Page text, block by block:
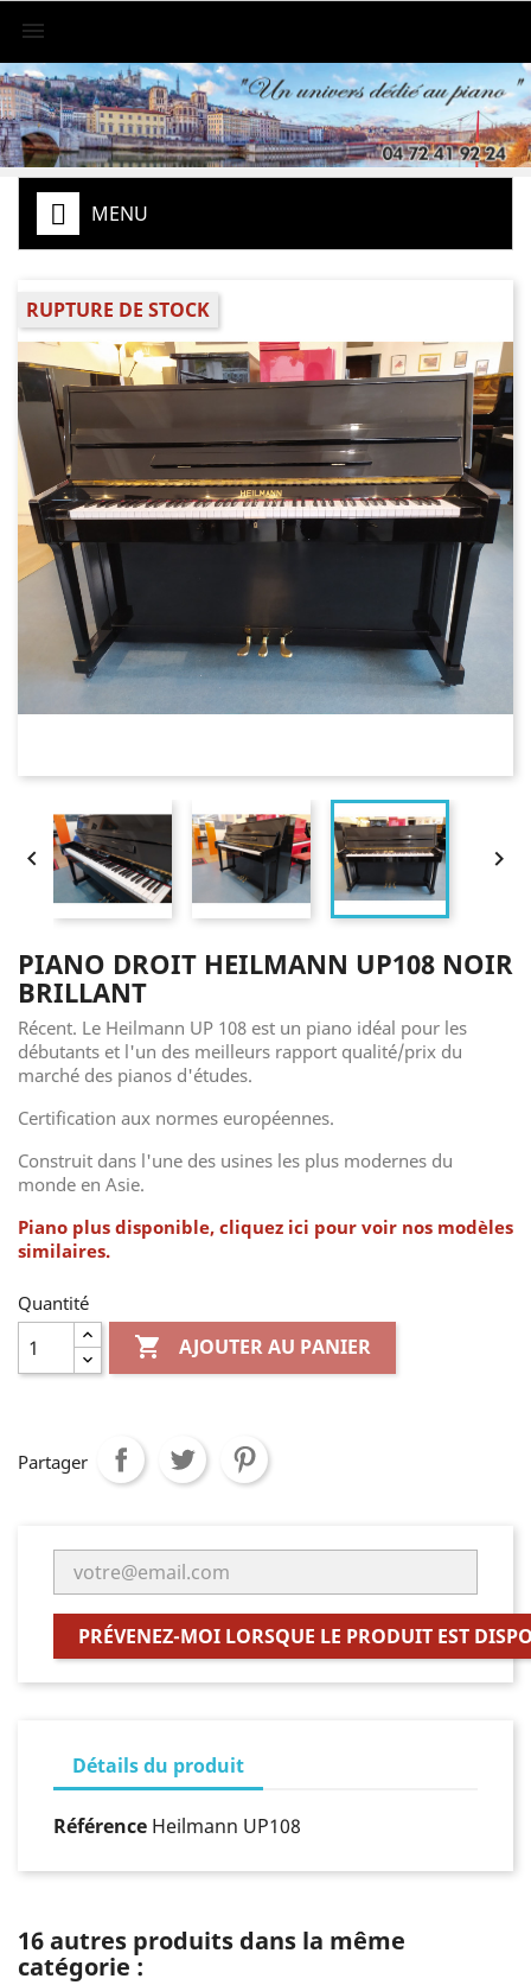

MENU
RUPTURE DE STOCK
 
PIANO DROIT HEILMANN UP108 NOIR
BRILLANT
Récent. Le Heilmann UP 108 est un piano idéal pour les
débutants et l'un des meilleurs rapport qualité/prix du
marché des pianos d'études.
Certification aux normes européennes.
Construit dans l'une des usines les plus modernes du
monde en Asie.
Piano plus disponible, cliquez ici pour voir nos modèles
similaires.
Quantité
 AJOUTER AU PANIER
Partager
PRÉVENEZ-MOI LORSQUE LE PRODUIT EST
Détails du produit
Référence Heilmann UP108
16 autres produits dans la même
catégorie :